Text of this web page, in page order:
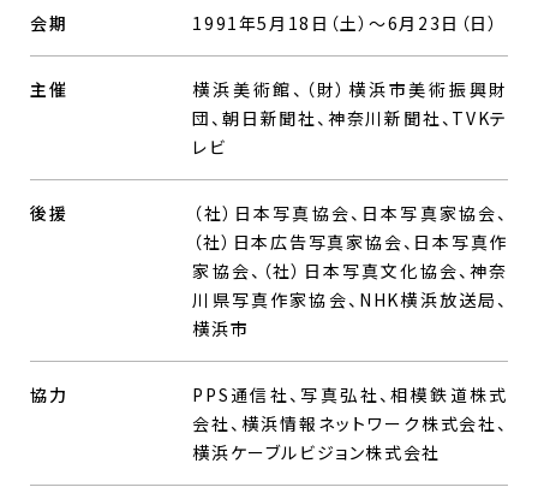
会期 1991年5月18日（土）～6月23日（日）
主催
横浜美術館、（財）横浜市美術振興財
団、朝日新聞社、神奈川新聞社、TVKテ
レビ
後援
（社）日本写真協会、日本写真家協会、
（社）日本広告写真家協会、日本写真作
家協会、（社）日本写真文化協会、神奈
川県写真作家協会、NHK横浜放送局、
横浜市
協力
PPS通信社、写真弘社、相模鉄道株式
会社、横浜情報ネットワーク株式会社、
横浜ケーブルビジョン株式会社